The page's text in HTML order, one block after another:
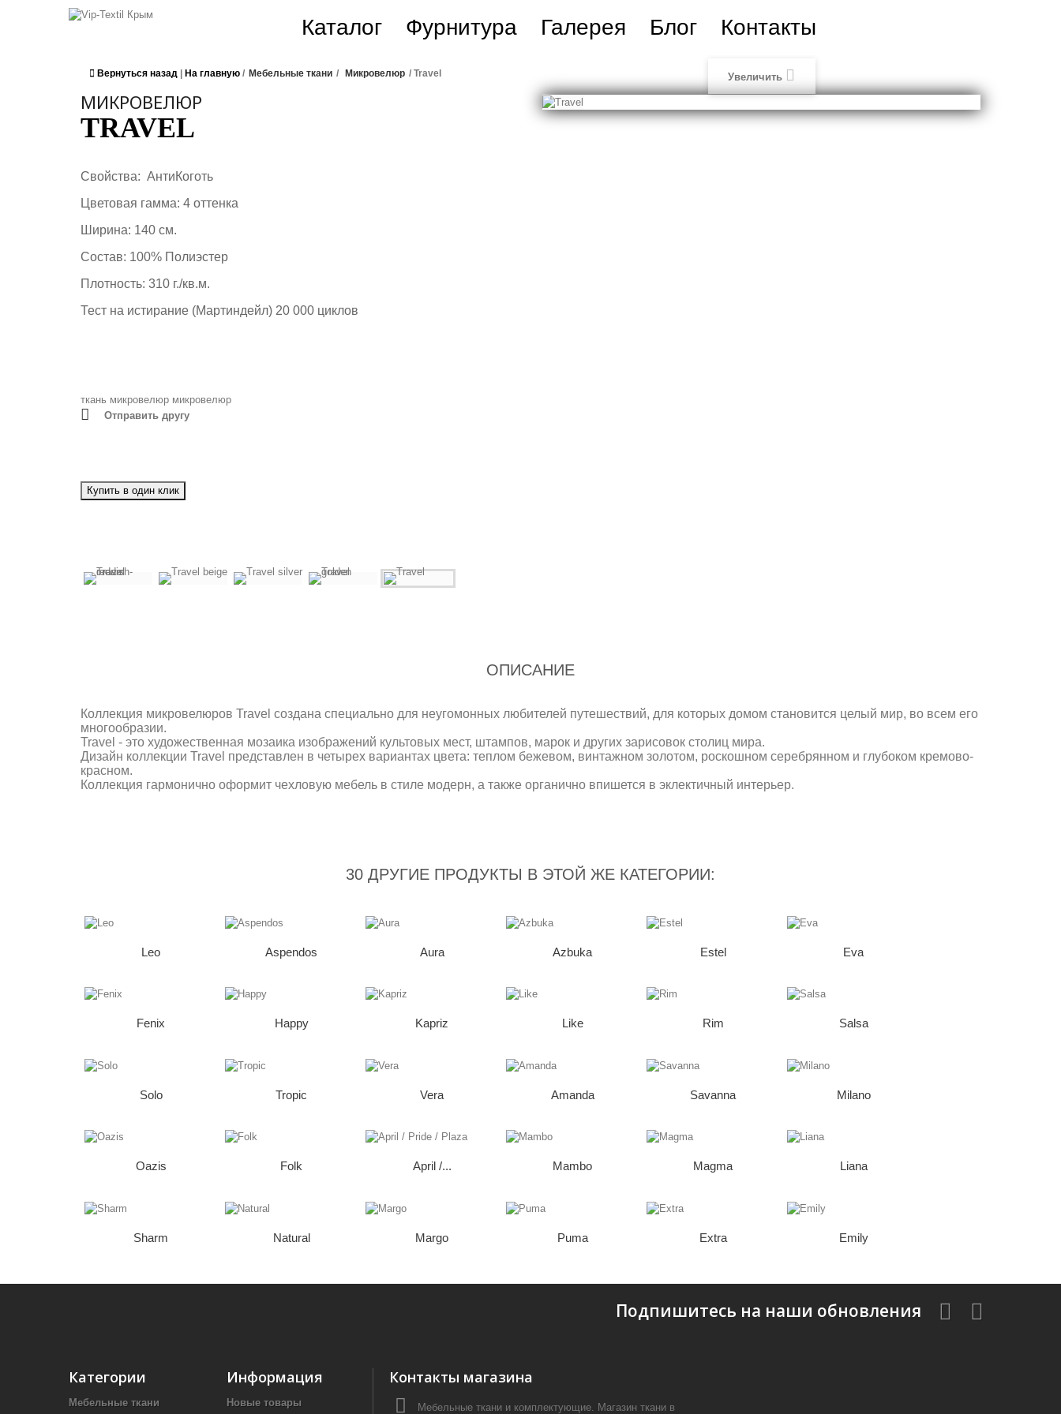
Каталог Фурнитура Галерея Блог Контакты
Вернуться назад На главную / Мебельные ткани / Микровелюр / Travel
МИКРОВЕЛЮР
TRAVEL
Свойства: АнтиКоготь
Цветовая гамма: 4 оттенка
Ширина: 140 см.
Состав: 100% Полиэстер
Плотность: 310 г./кв.м.
Тест на истирание (Мартиндейл) 20 000 циклов
ткань микровелюр микровелюр
Отправить другу
Увеличить
ОПИСАНИЕ
Коллекция микровелюров Travel создана специально для неугомонных любителей путешествий, для которых домом становится целый мир, во всем его
многообразии.
Travel - это художественная мозаика изображений культовых мест, штампов, марок и других зарисовок столиц мира.
Дизайн коллекции Travel представлен в четырех вариантах цвета: теплом бежевом, винтажном золотом, роскошном серебрянном и глубоком кремово-
красном.
Коллекция гармонично оформит чехловую мебель в стиле модерн, а также органично впишется в эклектичный интерьер.
30 ДРУГИЕ ПРОДУКТЫ В ЭТОЙ ЖЕ КАТЕГОРИИ:
Leo Aspendos Aura Azbuka Estel Eva
Fenix Happy Kapriz Like Rim Salsa
Solo Tropic Vera Amanda Savanna Milano
Oazis Folk April /... Mambo Magma Liana
Sharm Natural Margo Puma Extra Emily
Подпишитесь на наши обновления
Категории
Мебельные ткани
Информация
Новые товары
Контакты магазина
Мебельные ткани и комплектующие. Магазин ткани в